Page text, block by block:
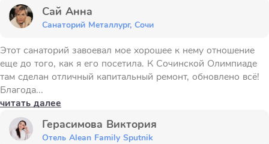
Сай Анна
Санаторий Металлург, Сочи
Этот санаторий завоевал мое хорошее к нему отношение
еще до того, как я его посетила. К Сочинской Олимпиаде
там сделан отличный капитальный ремонт, обновлено всё!
Благода...
читать далее
Герасимова Виктория
Отель Alean Family Sputnik